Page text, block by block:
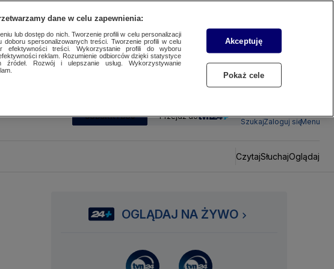
SUBSKRYBUJ Przejdź do
SzukajZaloguj sięMenu
CzytajSłuchajOglądaj
OGLĄDAJ NA ŻYWO
dane w celu zapewnienia:
lub dostęp do nich. Tworzenie profili w celu personalizacji
spersonalizowanych treści. Tworzenie profili w celu
efektywności treści. Wykorzystanie profili do wyboru
reklam. Rozumienie odbiorców dzięki statystyce
Rozwój i ulepszanie usług. Wykorzystywanie
Akceptuję
Pokaż cele